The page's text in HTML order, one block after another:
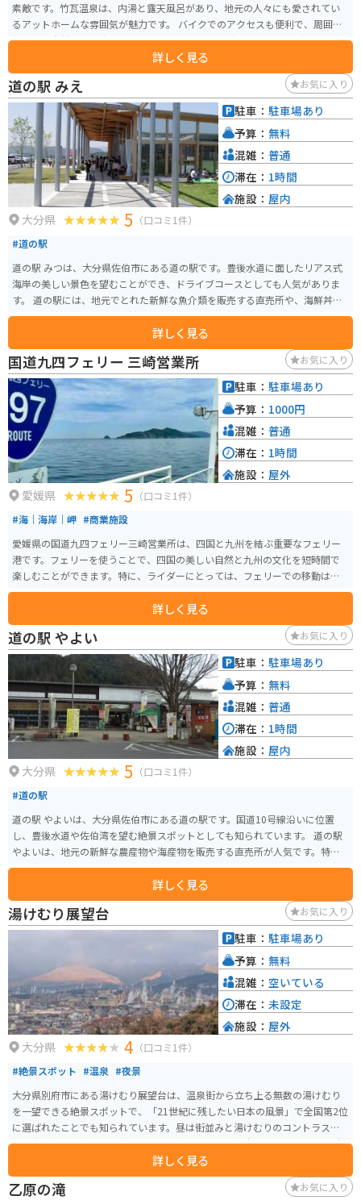
素敵です。竹瓦温泉は、内湯と露天風呂があり、地元の人々にも愛されてい
るアットホームな雰囲気が魅力です。 バイクでのアクセスも便利で、周囲に
は美しい自然環境が広がっているため、ツーリングにも最適です。温泉の周
辺には、竹瓦温泉の景観を楽しむための散策路や、地元の食材を使った飲食
店も点在しています。 また、竹瓦温泉の近くには別府市があり、他の温泉や
観光スポットへのアクセスも良好です。バイクでの移動を楽しみつつ、ぜひ
立ち寄ってリフレッシュしてください。
詳しく見る
道の駅 みえ お気に入り
大分県 5 （口コミ1件）
#道の駅
道の駅 みつは、大分県佐伯市にある道の駅です。豊後水道に面したリアス式
海岸の美しい景色を望むことができ、ドライブコースとしても人気がありま
す。 道の駅には、地元でとれた新鮮な魚介類を販売する直売所や、海鮮丼や
魚の煮付けなど、地元の食材を使った料理を提供するレストランがあります。
また、みかんやデコポンなど、佐伯市特産の柑橘類も販売されています。 バ
イクで訪れる場合、道の駅の駐車場には、バイク専用の駐車スペースがあり
ます。また、道の駅周辺には、リアス式海岸を走る風光明媚なツーリングコ
ースがいくつかあります。 道の駅 みつは、美しい景色と新鮮な海の幸を満喫
できる道の駅です。佐伯市を訪れる際は、ぜひ立ち寄ってみてください。
詳しく見る
駐車： 駐車場あり
予算： 無料
混雑： 普通
滞在： 1時間
施設： 屋内
国道九四フェリー 三崎営業所 お気に入り
愛媛県 5 （口コミ1件）
#海｜海岸｜岬 #商業施設
愛媛県の国道九四フェリー三崎営業所は、四国と九州を結ぶ重要なフェリー
港です。フェリーを使うことで、四国の美しい自然と九州の文化を短時間で
楽しむことができます。特に、ライダーにとっては、フェリーでの移動は最
適な選択肢。険しい山道や素晴らしい海岸線を走った後、バイクをフェリー
に乗せて九州へ簡単にアクセスできます。フェリーは車両も積載できるた
め、バイクや自転車の移動がスムーズです。海の上からの景色も素敵です。
詳しく見る
駐車： 駐車場あり
予算： 1000円
混雑： 普通
滞在： 1時間
施設： 屋外
道の駅 やよい お気に入り
大分県 5 （口コミ1件）
#道の駅
道の駅 やよいは、大分県佐伯市にある道の駅です。国道10号線沿いに位置
し、豊後水道や佐伯湾を望む絶景スポットとしても知られています。 道の駅
やよいは、地元の新鮮な農産物や海産物を販売する直売所が人気です。特
に、佐伯湾で獲れる新鮮な魚介類はおすすめです。レストランでは、地元の
食材をふんだんに使った料理を楽しむことができます。また、展望台から
は、豊後水道や佐伯湾を一望でき、晴れた日には四国まで見渡せることもあ
ります。 バイクで訪れる場合、道の駅 やよいは、駐車場も広く、休憩場所と
しても最適です。周辺には、リアス式海岸が続く美しい海岸線が続くため、
ツーリングの拠点としてもおすすめです。道の駅 やよいで休憩がてら、地元
の特産品を味わってみてはいかがでしょうか。
詳しく見る
駐車： 駐車場あり
予算： 無料
混雑： 普通
滞在： 1時間
施設： 屋内
湯けむり展望台 お気に入り
大分県 4 （口コミ1件）
#絶景スポット #温泉 #夜景
大分県別府市にある湯けむり展望台は、温泉街から立ち上る無数の湯けむり
を一望できる絶景スポットで、「21世紀に残したい日本の風景」で全国第2位
に選ばれたことでも知られています。昼は街並みと湯けむりのコントラス
ト、夜は灯りと湯けむりが織りなす幻想的な景色が魅力で、2010年には日本
夜景遺産にも認定されています。土日祝の夜にはライトアップも行われ、よ
り情緒ある風景を楽しめます。 背後には鶴見岳や扇山も望め、360度のパノ
ラマが広がります。冬は湯けむりがより白く際立ち見応えが増します。駐車場
詳しく見る
駐車： 駐車場あり
予算： 無料
混雑： 空いている
滞在： 未設定
施設： 屋外
乙原の滝 お気に入り